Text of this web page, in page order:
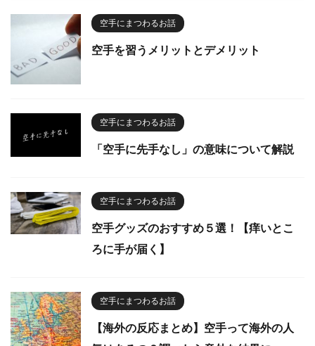
空手にまつわるお話
空手を習うメリットとデメリット
空手にまつわるお話
「空手に先手なし」の意味について解説
空手にまつわるお話
空手グッズのおすすめ５選！【痒いとこ
ろに手が届く】
空手にまつわるお話
【海外の反応まとめ】空手って海外の人